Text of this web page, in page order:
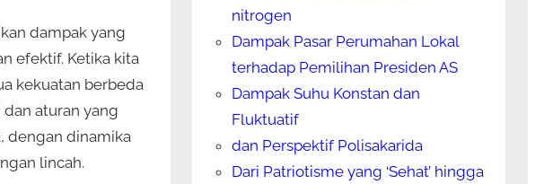
dampak yang
efektif. Ketika kita
kekuatan berbeda
aturan yang
dengan dinamika
lincah.
nitrogen
Dampak Pasar Perumahan Lokal
terhadap Pemilihan Presiden AS
Dampak Suhu Konstan dan
Fluktuatif
dan Perspektif Polisakarida
Dari Patriotisme yang ‘Sehat’ hingga